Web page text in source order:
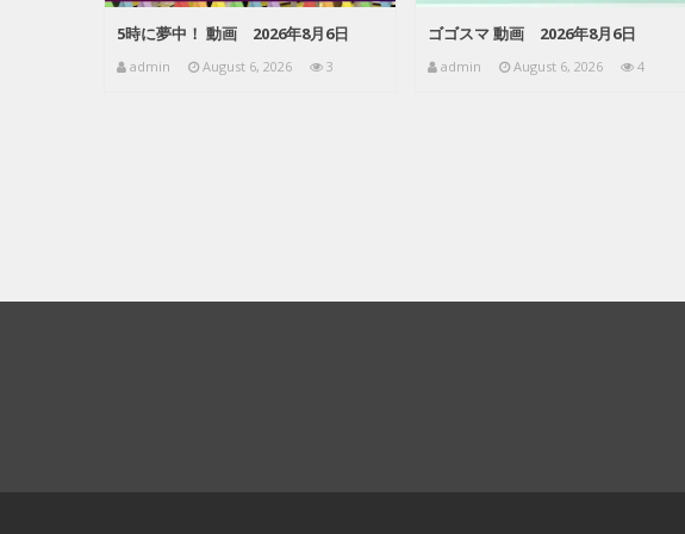
5時に夢中！ 動画 2026年8月6日
admin August 6, 2026 3
ゴゴスマ 動画 2026年8月6日
admin August 6, 2026 4